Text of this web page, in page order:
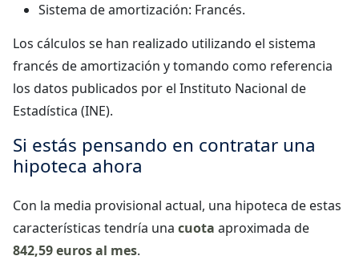
Sistema de amortización: Francés.
Los cálculos se han realizado utilizando el sistema
francés de amortización y tomando como referencia
los datos publicados por el Instituto Nacional de
Estadística (INE).
Si estás pensando en contratar una
hipoteca ahora
Con la media provisional actual, una hipoteca de estas
características tendría una cuota aproximada de
842,59 euros al mes.